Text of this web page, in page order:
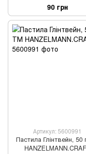
90 грн
Артикул: 5600991
Пастила Глінтвейн, 50